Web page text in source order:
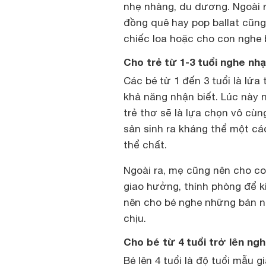
nhẹ nhàng, du dương. Ngoài
đồng quê hay pop ballat
chiếc loa hoặc cho con nghe
Cho trẻ từ 1-3 tuổi nghe
Các bé từ 1 đến 3 tuổi là
khả năng nhận biết. Lúc
trẻ thơ sẽ là lựa chọn vô
sản sinh ra kháng thể một
thể chất.
Ngoài ra, mẹ cũng nên cho
giao hưởng, thính phòng để
nên cho bé nghe những bản
chịu.
Cho bé từ 4 tuổi trở lên
Bé lên 4 tuổi là độ tuổi mẫu